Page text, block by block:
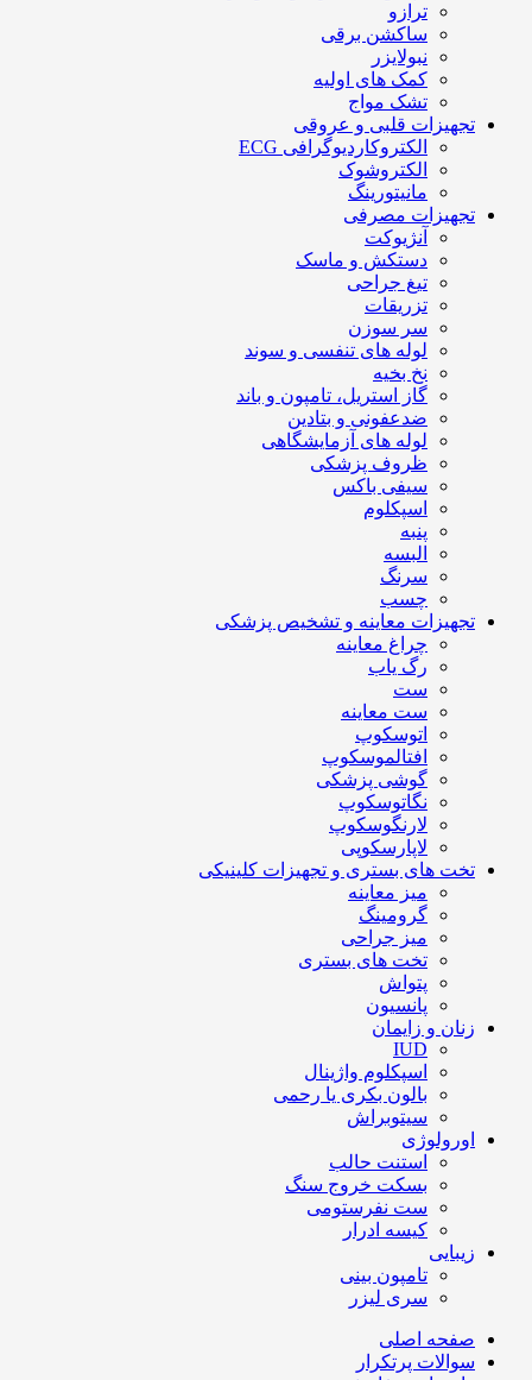
ترازو
ساکشن برقی
نبولایزر
کمک های اولیه
تشک مواج
تجهیزات قلبی و عروقی
الکتروکاردیوگرافی ECG
الکتروشوک
مانیتورینگ
تجهیزات مصرفی
آنژیوکت
دستکش و ماسک
تیغ جراحی
تزریقات
سر سوزن
لوله های تنفسی و سوند
نخ بخیه
گاز استریل، تامپون و باند
ضدعفونی و بتادین
لوله های آزمایشگاهی
ظروف پزشکی
سیفی باکس
اسپکلوم
پنبه
البسه
سرنگ
چسب
تجهیزات معاینه و تشخیص پزشکی
چراغ معاینه
رگ یاب
ست
ست معاینه
اتوسکوپ
افتالموسکوپ
گوشی پزشکی
نگاتوسکوپ
لارنگوسکوپ
لاپارسکوپی
تخت های بستری و تجهیزات کلینیکی
میز معاینه
گرومینگ
میز جراحی
تخت های بستری
پتواش
پانسیون
زنان و زایمان
IUD
اسپکلوم واژینال
بالون بکری یا رحمی
سیتوبراش
اورولوژی
استنت حالب
بسکت خروج سنگ
ست نفرستومی
کیسه ادرار
زیبایی
تامپون بینی
سری لیزر
صفحه اصلی
سوالات پرتکرار